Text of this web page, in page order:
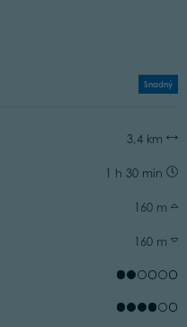
Snadný
3,4 km
1 h 30 min
160 m
160 m